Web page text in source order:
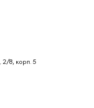
2/8, корп. 5